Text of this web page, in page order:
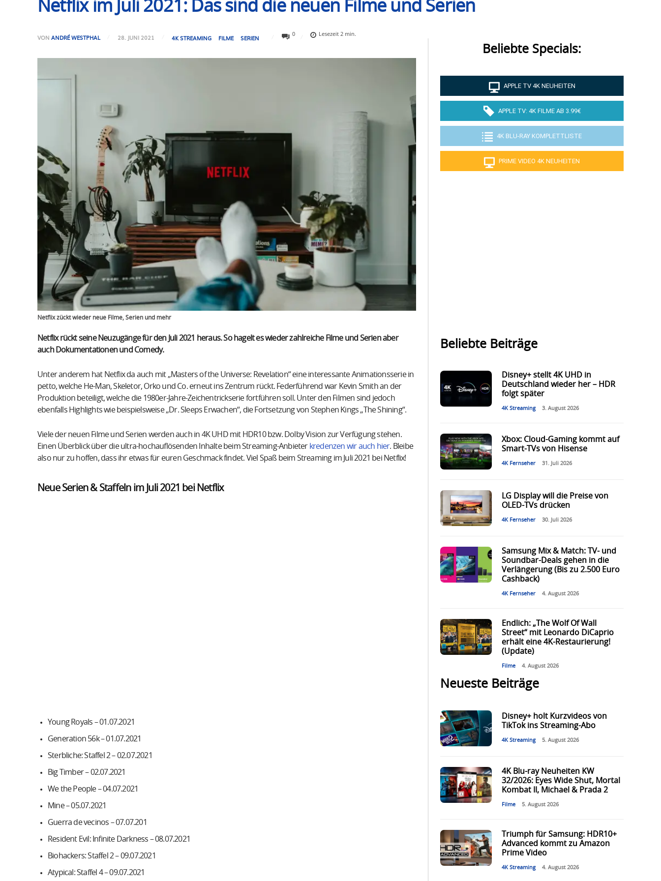
Netflix im Juli 2021: Das sind die neuen Filme und Serien
VON ANDRÉ WESTPHAL 28. JUNI 2021 4K STREAMING FILME SERIEN
0 Lesezeit2 min.
Netflix zückt wieder neue Filme, Serien und mehr
Netflix rückt seine Neuzugänge für den Juli 2021 heraus. So hagelt es wieder zahlreiche Filme und Serien aber
auch Dokumentationen und Comedy.
Unter anderem hat Netflix da auch mit „Masters of the Universe: Revelation“ eine interessante Animationsserie in
petto, welche He-Man, Skeletor, Orko und Co. erneut ins Zentrum rückt. Federführend war Kevin Smith an der
Produktion beteiligt, welche die 1980er-Jahre-Zeichentrickserie fortführen soll. Unter den Filmen sind jedoch
ebenfalls Highlights wie beispielsweise „Dr. Sleeps Erwachen“, die Fortsetzung von Stephen Kings „The Shining“.
Viele der neuen Filme und Serien werden auch in 4K UHD mit HDR10 bzw. Dolby Vision zur Verfügung stehen.
Einen Überblick über die ultra-hochauflösenden Inhalte beim Streaming-Anbieter kredenzen wir auch hier. Bleibe
also nur zu hoffen, dass ihr etwas für euren Geschmack findet. Viel Spaß beim Streaming im Juli 2021 bei Netflix!
Neue Serien & Staffeln im Juli 2021 bei Netflix
Young Royals – 01.07.2021
Generation 56k – 01.07.2021
Sterbliche: Staffel 2 – 02.07.2021
Big Timber – 02.07.2021
We the People – 04.07.2021
Mine – 05.07.2021
Guerra de vecinos – 07.07.201
Resident Evil: Infinite Darkness – 08.07.2021
Biohackers: Staffel 2 – 09.07.2021
Atypical: Staffel 4 – 09.07.2021
Beliebte Specials:
APPLE TV 4K NEUHEITEN
APPLE TV: 4K FILME AB 3.99€
4K BLU-RAY KOMPLETTLISTE
PRIME VIDEO 4K NEUHEITEN
Beliebte Beiträge
Disney+ stellt 4K UHD in
Deutschland wieder her – HDR
folgt später
4K Streaming 3. August 2026
Xbox: Cloud-Gaming kommt auf
Smart-TVs von Hisense
4K Fernseher 31. Juli 2026
LG Display will die Preise von
OLED-TVs drücken
4K Fernseher 30. Juli 2026
Samsung Mix & Match: TV- und
Soundbar-Deals gehen in die
Verlängerung (Bis zu 2.500 Euro
Cashback)
4K Fernseher 4. August 2026
Endlich: „The Wolf Of Wall
Street“ mit Leonardo DiCaprio
erhält eine 4K-Restaurierung!
(Update)
Filme 4. August 2026
Neueste Beiträge
Disney+ holt Kurzvideos von
TikTok ins Streaming-Abo
4K Streaming 5. August 2026
4K Blu-ray Neuheiten KW
32/2026: Eyes Wide Shut, Mortal
Kombat II, Michael & Prada 2
Filme 5. August 2026
Triumph für Samsung: HDR10+
Advanced kommt zu Amazon
Prime Video
4K Streaming 4. August 2026